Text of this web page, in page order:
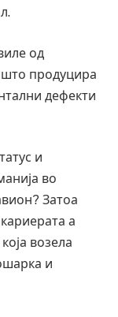
од
што продуцира
дефекти
и
во
Затоа
а
возела
и